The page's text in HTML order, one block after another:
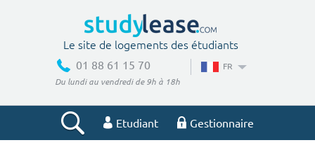
Le site de logements des étudiants
01 88 61 15 70
Du lundi au vendredi de 9h à 18h
FR
Etudiant Gestionnaire